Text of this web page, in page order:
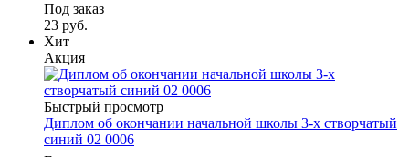
Под заказ
23 руб.
Хит
Акция
Быстрый просмотр
Диплом об окончании начальной школы 3-х створчатый
синий 02 0006